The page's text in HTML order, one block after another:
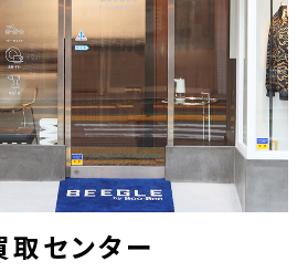
取センター